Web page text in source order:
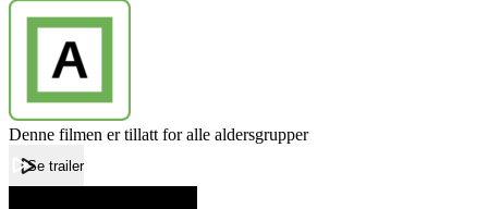
Denne filmen er tillatt for alle aldersgrupper
Se trailer